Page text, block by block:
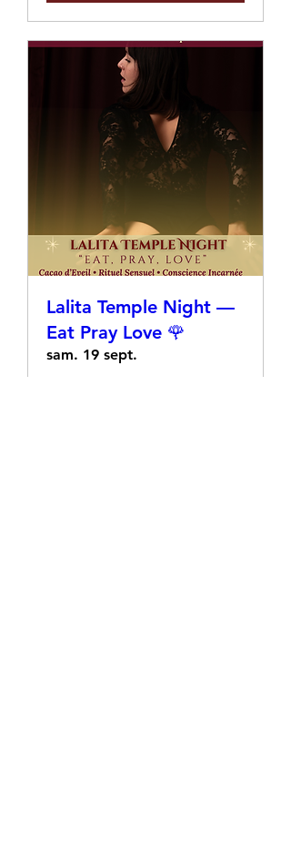
Lalita Temple Night —
Eat Pray Love 🌹
sam. 19 sept.